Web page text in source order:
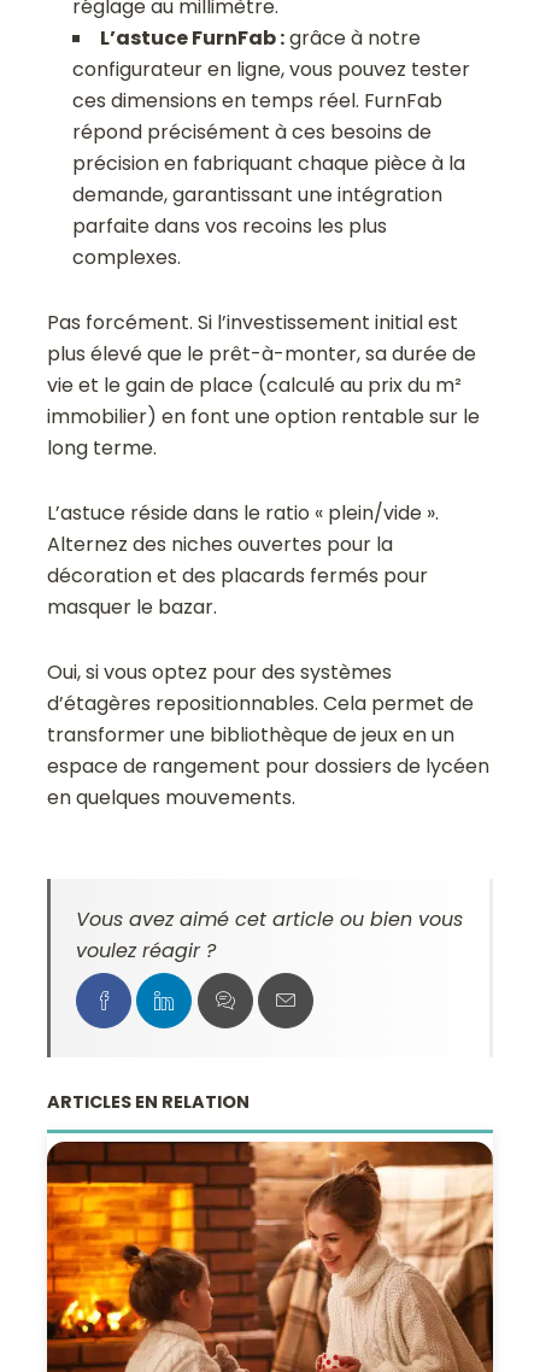
réglage au millimètre.
L’astuce FurnFab :grâce à notre
configurateur en ligne, vous pouvez tester
ces dimensions en temps réel. FurnFab
répond précisément à ces besoins de
précision en fabriquant chaque pièce à la
demande, garantissant une intégration
parfaite dans vos recoins les plus
complexes.
Pas forcément. Si l’investissement initial est
plus élevé que le prêt-à-monter, sa durée de
vie et le gain de place (calculé au prix du m²
immobilier) en font une option rentable sur le
long terme.
L’astuce réside dans le ratio « plein/vide ».
Alternez des niches ouvertes pour la
décoration et des placards fermés pour
masquer le bazar.
Oui, si vous optez pour des systèmes
d’étagères repositionnables. Cela permet de
transformer une bibliothèque de jeux en un
espace de rangement pour dossiers de lycéen
en quelques mouvements.
Vous avez aimé cet article ou bien vous
voulez réagir ?
ARTICLES EN RELATION